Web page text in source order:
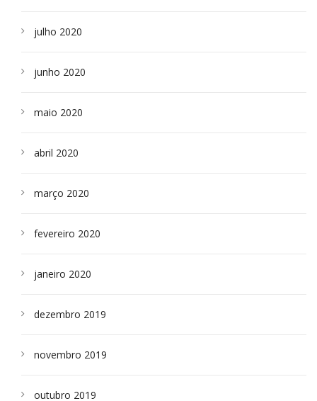
julho 2020
junho 2020
maio 2020
abril 2020
março 2020
fevereiro 2020
janeiro 2020
dezembro 2019
novembro 2019
outubro 2019